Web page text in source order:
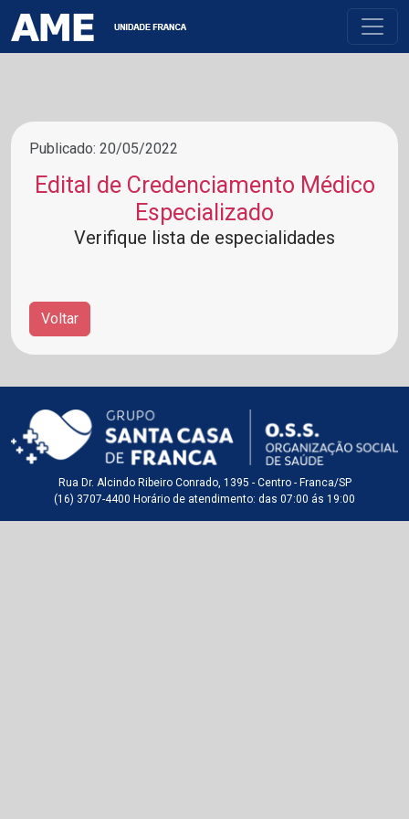
Publicado: 20/05/2022
Edital de Credenciamento Médico
Especializado
Verifique lista de especialidades
Voltar
Rua Dr. Alcindo Ribeiro Conrado, 1395 - Centro - Franca/SP
(16) 3707-4400 Horário de atendimento: das 07:00 ás 19:00